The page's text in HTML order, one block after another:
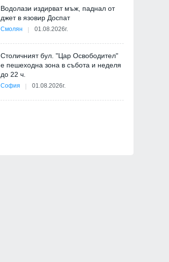
Водолази издирват мъж, паднал от
джет в язовир Доспат
Смолян 01.08.2026г.
Столичният бул. "Цар Освободител"
е пешеходна зона в събота и неделя
до 22 ч.
София 01.08.2026г.